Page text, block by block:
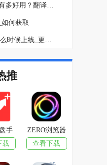
译、总结一键就行！
何获取
线_更新了哪些内容
推
手
载
ZERO浏览器
查看下载